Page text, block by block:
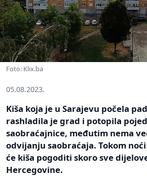
Foto: Klix.ba
05.08.2023.
Kiša koja je u Sarajevu počela
rashladila je grad i potopila
saobraćajnice, međutim nema
odvijanju saobraćaja. Tokom
će kiša pogoditi skoro sve
Hercegovine.